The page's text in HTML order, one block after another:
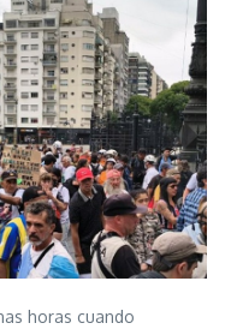
horas cuando